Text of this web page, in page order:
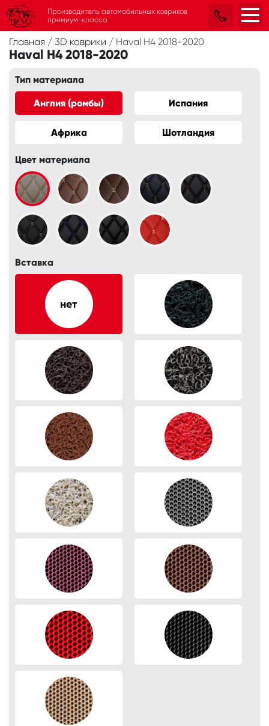
Главная / 3D коврики / Haval H4 2018-2020
Haval H4 2018-2020
Тип материала
Англия (ромбы) Испания
Африка Шотландия
Цвет материала
Вставка
Производитель автомобильных ковриков
премиум-класса